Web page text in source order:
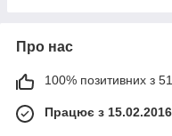
Про нас
100% позитивних з
Працює з 15.02.2016